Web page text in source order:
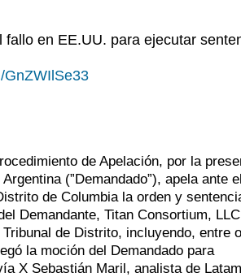
en EE.UU. para ejecutar
GnZWIlSe33
de Apelación, por la
(”Demandado”), apela ante
de Columbia la orden y
Demandante, Titan Consortium,
de Distrito, incluyendo, entre
la moción del Demandado para
X Sebastián Maril, analista de Latam